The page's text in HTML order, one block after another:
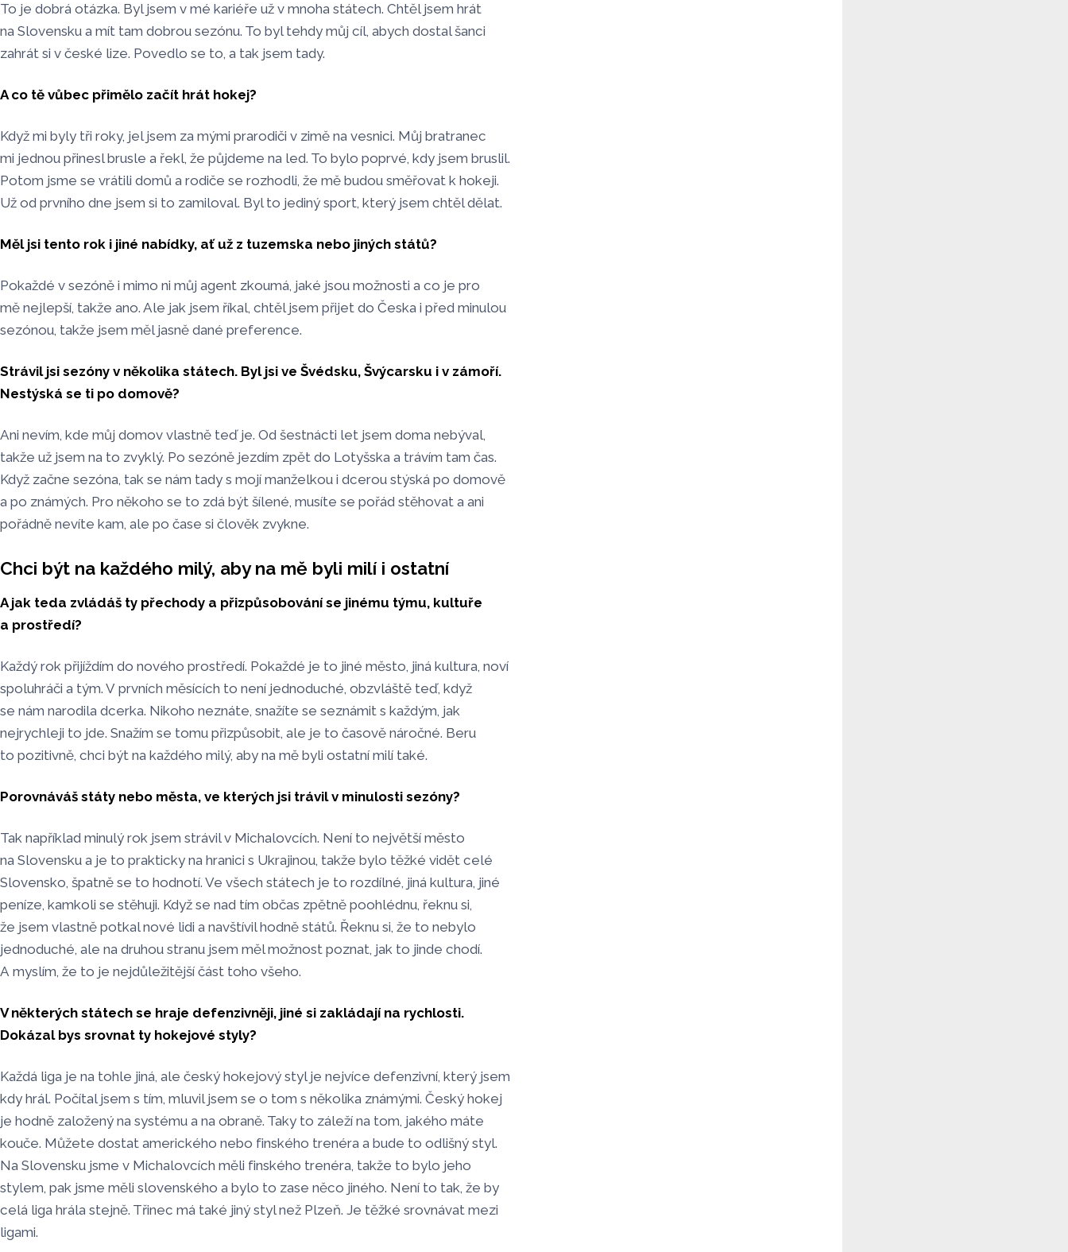
To je dobrá otázka. Byl jsem v mé kariéře už v mnoha státech. Chtěl jsem hrát
na Slovensku a mít tam dobrou sezónu. To byl tehdy můj cíl, abych dostal šanci
zahrát si v české lize. Povedlo se to, a tak jsem tady.
A co tě vůbec přimělo začít hrát hokej?
Když mi byly tři roky, jel jsem za mými prarodiči v zimě na vesnici. Můj bratranec
mi jednou přinesl brusle a řekl, že půjdeme na led. To bylo poprvé, kdy jsem bruslil.
Potom jsme se vrátili domů a rodiče se rozhodli, že mě budou směřovat k hokeji.
Už od prvního dne jsem si to zamiloval. Byl to jediný sport, který jsem chtěl dělat.
Měl jsi tento rok i jiné nabídky, ať už z tuzemska nebo jiných států?
Pokaždé v sezóně i mimo ni můj agent zkoumá, jaké jsou možnosti a co je pro
mě nejlepší, takže ano. Ale jak jsem říkal, chtěl jsem přijet do Česka i před minulou
sezónou, takže jsem měl jasně dané preference.
Strávil jsi sezóny v několika státech. Byl jsi ve Švédsku, Švýcarsku i v zámoří.
Nestýská se ti po domově?
Ani nevím, kde můj domov vlastně teď je. Od šestnácti let jsem doma nebýval,
takže už jsem na to zvyklý. Po sezóně jezdím zpět do Lotyšska a trávím tam čas.
Když začne sezóna, tak se nám tady s mojí manželkou i dcerou stýská po domově
a po známých. Pro někoho se to zdá být šílené, musíte se pořád stěhovat a ani
pořádně nevíte kam, ale po čase si člověk zvykne.
Chci být na každého milý, aby na mě byli milí i ostatní
A jak teda zvládáš ty přechody a přizpůsobování se jinému týmu, kultuře
a prostředí?
Každý rok přijíždím do nového prostředí. Pokaždé je to jiné město, jiná kultura, noví
spoluhráči a tým. V prvních měsících to není jednoduché, obzvláště teď, když
se nám narodila dcerka. Nikoho neznáte, snažíte se seznámit s každým, jak
nejrychleji to jde. Snažím se tomu přizpůsobit, ale je to časově náročné. Beru
to pozitivně, chci být na každého milý, aby na mě byli ostatní milí také.
Porovnáváš státy nebo města, ve kterých jsi trávil v minulosti sezóny?
Tak například minulý rok jsem strávil v Michalovcích. Není to největší město
na Slovensku a je to prakticky na hranici s Ukrajinou, takže bylo těžké vidět celé
Slovensko, špatně se to hodnotí. Ve všech státech je to rozdílné, jiná kultura, jiné
peníze, kamkoli se stěhuji. Když se nad tím občas zpětně poohlédnu, řeknu si,
že jsem vlastně potkal nové lidi a navštívil hodně států. Řeknu si, že to nebylo
jednoduché, ale na druhou stranu jsem měl možnost poznat, jak to jinde chodí.
A myslím, že to je nejdůležitější část toho všeho.
V některých státech se hraje defenzivněji, jiné si zakládají na rychlosti.
Dokázal bys srovnat ty hokejové styly?
Každá liga je na tohle jiná, ale český hokejový styl je nejvíce defenzivní, který jsem
kdy hrál. Počítal jsem s tím, mluvil jsem se o tom s několika známými. Český hokej
je hodně založený na systému a na obraně. Taky to záleží na tom, jakého máte
kouče. Můžete dostat amerického nebo finského trenéra a bude to odlišný styl.
Na Slovensku jsme v Michalovcích měli finského trenéra, takže to bylo jeho
stylem, pak jsme měli slovenského a bylo to zase něco jiného. Není to tak, že by
celá liga hrála stejně. Třinec má také jiný styl než Plzeň. Je těžké srovnávat mezi
ligami.